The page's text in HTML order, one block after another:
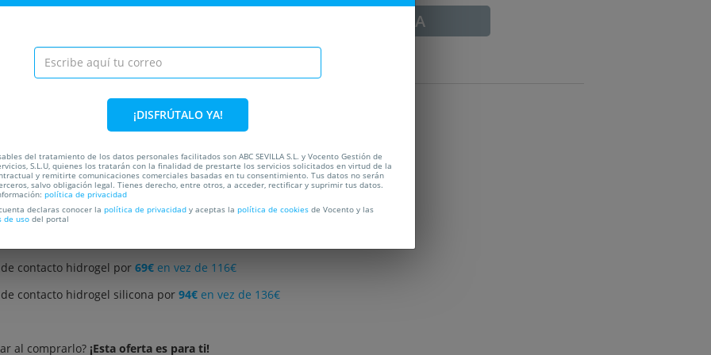
CADUCADA
hidrogel o hidrogel silicona desde39€en Soloptical
contacto hidrogel por39€en vez de 58€
contacto hidrogel silicona por
contacto hidrogel por 69€ en vez de 116€
contacto hidrogel silicona por 94€ en vez de 136€
al comprarlo? ¡Esta oferta es para ti!
¡DISFRÚTALO YA!
del tratamiento de los datos personales facilitados son ABC SEVILLA S.L. y Vocento Gestión de
S.L.U, quienes los tratarán con la finalidad de prestarte los servicios solicitados en virtud de la
y remitirte comunicaciones comerciales basadas en tu consentimiento. Tus datos no serán
salvo obligación legal. Tienes derecho, entre otros, a acceder, rectificar y suprimir tus datos.
política de privacidad
declaras conocer la política de privacidad y aceptas la política de cookies de Vocento y las
de uso del portal